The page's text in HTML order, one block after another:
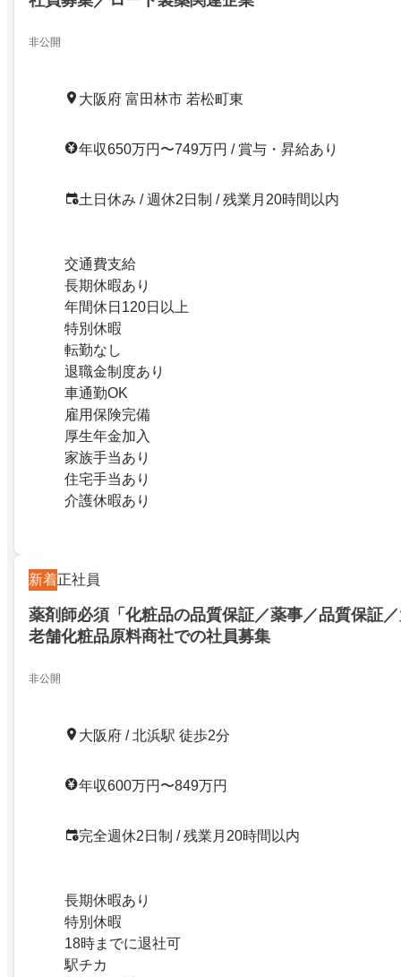
非公開
大阪府 富田林市 若松町東
年収650万円〜749万円 / 賞与・昇給あり
土日休み / 週休2日制 / 残業月20時間以内
交通費支給
長期休暇あり
年間休日120日以上
特別休暇
転勤なし
退職金制度あり
車通勤OK
雇用保険完備
厚生年金加入
家族手当あり
住宅手当あり
介護休暇あり
新着正社員
薬剤師必須「化粧品の品質保証／薬事／品質保証
老舗化粧品原料商社での社員募集
非公開
大阪府 / 北浜駅 徒歩2分
年収600万円〜849万円
完全週休2日制 / 残業月20時間以内
長期休暇あり
特別休暇
18時までに退社可
駅チカ